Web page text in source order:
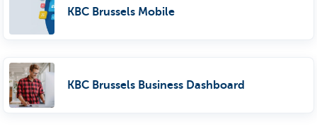
KBC Brussels Mobile
KBC Brussels Business Dashboard